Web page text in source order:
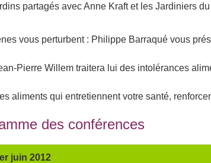
partagés avec Anne Kraft et les Jardiniers
vous perturbent : Philippe Barraqué vous
Pierre Willem traitera lui des intolérances
aliments qui entretiennent votre santé,
des conférences
juin 2012